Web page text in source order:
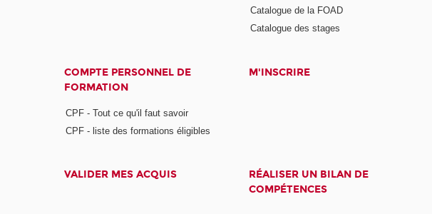
Catalogue de la FOAD
Catalogue des stages
COMPTE PERSONNEL DE
FORMATION
CPF - Tout ce qu'il faut savoir
CPF - liste des formations éligibles
M'INSCRIRE
VALIDER MES ACQUIS
RÉALISER UN BILAN DE
COMPÉTENCES